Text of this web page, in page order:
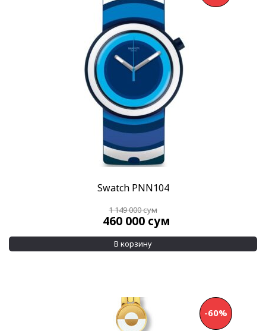
Swatch PNN104
1 149 000сум
460 000 сум
В корзину
-60%